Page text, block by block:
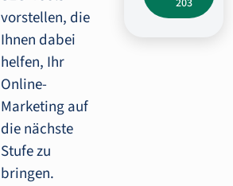
vorstellen, die
Ihnen dabei
helfen, Ihr
Online-
Marketing auf
die nächste
Stufe zu
bringen.
203